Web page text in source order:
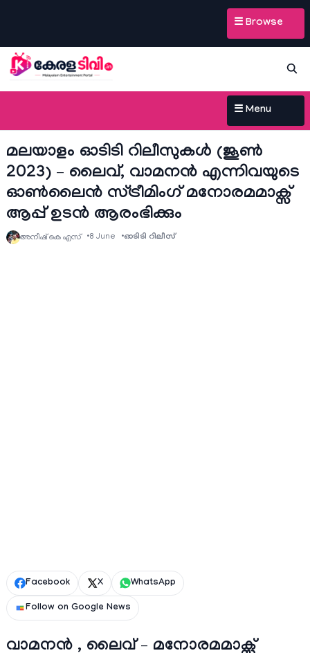
☰ Browse
☰ Menu
മലയാളം ഓടിടി റിലീസുകൾ (ജൂൺ
2023) – ലൈവ്, വാമനൻ എന്നിവയുടെ
ഓണ്‍ലൈന്‍ സ്ട്രീമിംഗ് മനോരമമാക്സ്
ആപ്പ് ഉടന്‍ ആരംഭിക്കും
അനീഷ്‌ കെ എസ് 8 June ഓടിടി റിലീസ്
Facebook X WhatsApp
Follow on Google News
വാമനൻ , ലൈവ് – മനോരമമാക്സ്